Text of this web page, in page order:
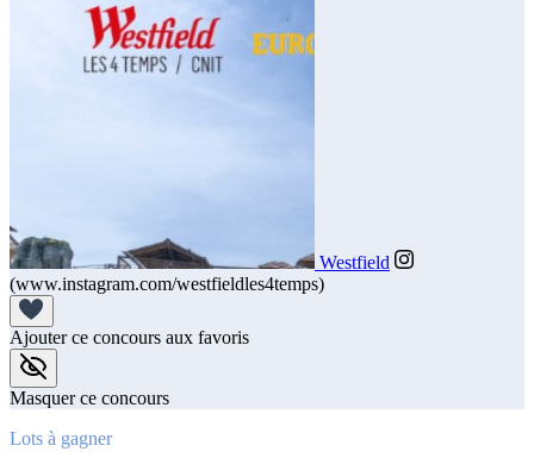
Westfield
(www.instagram.com/westfieldles4temps)
Ajouter ce concours aux favoris
Masquer ce concours
Lots à gagner